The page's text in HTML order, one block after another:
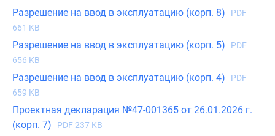
Разрешение на ввод в эксплуатацию (корп. 8)
PDF
661 KB
Разрешение на ввод в эксплуатацию (корп. 5)
PDF
656 KB
Разрешение на ввод в эксплуатацию (корп. 4)
PDF
659 KB
Проектная декларация №47-001365 от 26.01.2026 г.
(корп. 7)
PDF 237 KB